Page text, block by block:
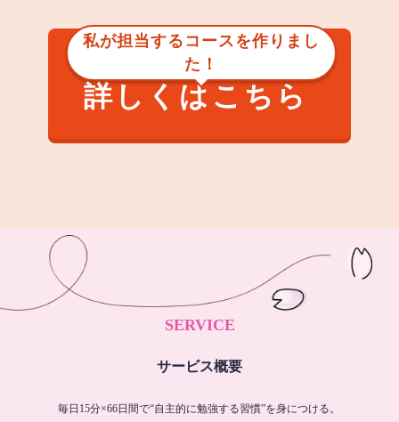
私が担当するコースを作りまし
た！
詳しくはこちら
SERVICE
サービス概要
毎日15分×66日間で“自主的に勉強する習慣”を身につける。